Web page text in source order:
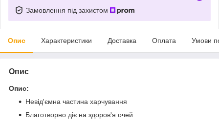
Замовлення під захистом
Опис Характеристики Доставка Оплата Умови
Опис
Опис:
Невід'ємна частина харчування
Благотворно діє на здоров'я очей